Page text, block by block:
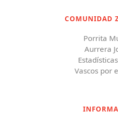
COMUNIDAD
Porrita
Aurrera
Vascos por